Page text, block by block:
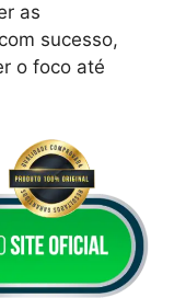
as
sucesso,
o foco até